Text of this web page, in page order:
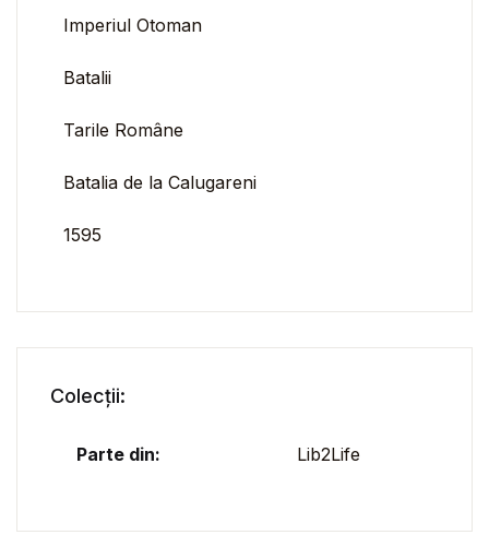
Imperiul Otoman
Batalii
Tarile Române
Batalia de la Calugareni
1595
Colecții:
Parte din: Lib2Life